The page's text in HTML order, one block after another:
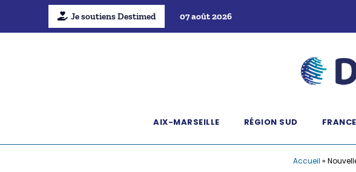
Je soutiens Destimed 07 août 2026
AIX-MARSEILLE RÉGION SUD FRANCE
Accueil »